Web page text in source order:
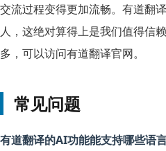
交流过程变得更加流畅。有道翻
人，这绝对算得上是我们值得信
多，可以访问有道翻译官网。
常见问题
有道翻译的AI功能能支持哪些语